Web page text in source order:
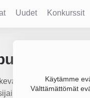
Uudet Konkurssit
Käytämme
Välttämättömät
on 224 000 €
Helsinki.